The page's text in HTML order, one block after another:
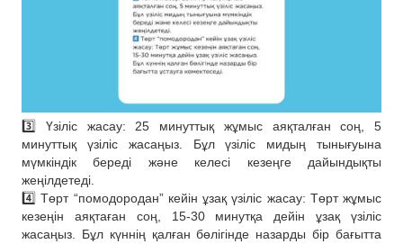
3️⃣ Үзіліс жасау: 25 минуттық жұмыс аяқталған соң, 5
минуттық үзіліс жасаңыз. Бұл үзіліс мидың тынығуына
мүмкіндік береді және келесі кезеңге дайындықты
жеңілдетеді.
4️⃣ Төрт “помодородан” кейін ұзақ үзіліс жасау: Төрт жұмыс
кезеңін аяқтаған соң, 15-30 минутқа дейін ұзақ үзіліс
жасаңыз. Бұл күннің қалған бөлігінде назарды бір бағытта